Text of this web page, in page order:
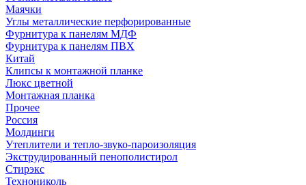
Маячки
Углы металлические перфорированные
Фурнитура к панелям МДФ
Фурнитура к панелям ПВХ
Китай
Клипсы к монтажной планке
Люкс цветной
Монтажная планка
Прочее
Россия
Молдинги
Утеплители и тепло-звуко-пароизоляция
Экструдированный пенополистирол
Стирэкс
Технониколь